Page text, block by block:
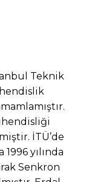
Teknik
İTÜ’de
yılında
Senkron